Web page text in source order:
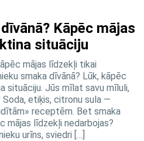
Kāpēc mājas
situāciju
mājas līdzekļi tikai
smaka dīvānā? Lūk, kāpēc
situāciju. Jūs mīlat savu mīluli,
etiķis, citronu sula —
receptēm. Bet smaka
mājas līdzekļi nedarbojas?
urīns, sviedri […]